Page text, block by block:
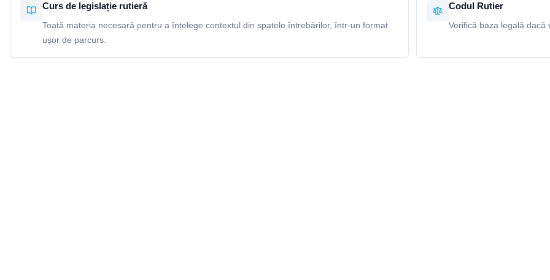
Curs de legislație rutieră
Toată materia necesară pentru a înțelege contextul din spatele întrebărilor, într-un format
ușor de parcurs.
Codul Rutier
Verifică baza legală dacă